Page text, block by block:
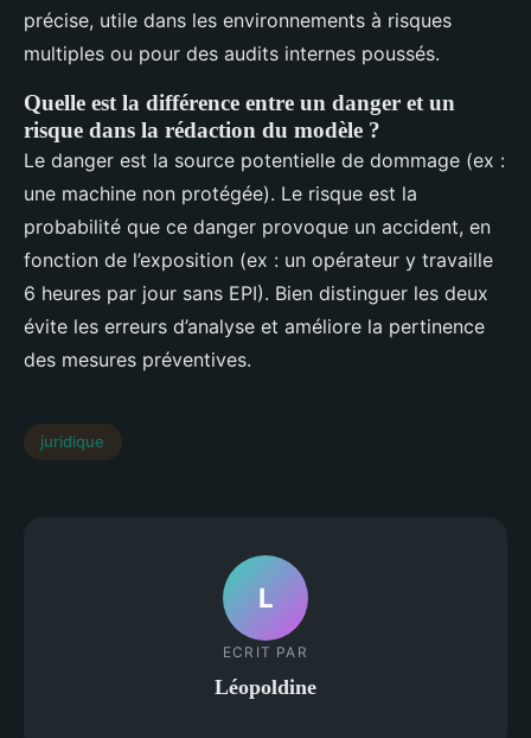
précise, utile dans les environnements à risques
multiples ou pour des audits internes poussés.
Quelle est la différence entre un danger et un
risque dans la rédaction du modèle ?
Le danger est la source potentielle de dommage (ex :
une machine non protégée). Le risque est la
probabilité que ce danger provoque un accident, en
fonction de l’exposition (ex : un opérateur y travaille
6 heures par jour sans EPI). Bien distinguer les deux
évite les erreurs d’analyse et améliore la pertinence
des mesures préventives.
juridique
L
ECRIT PAR
Léopoldine